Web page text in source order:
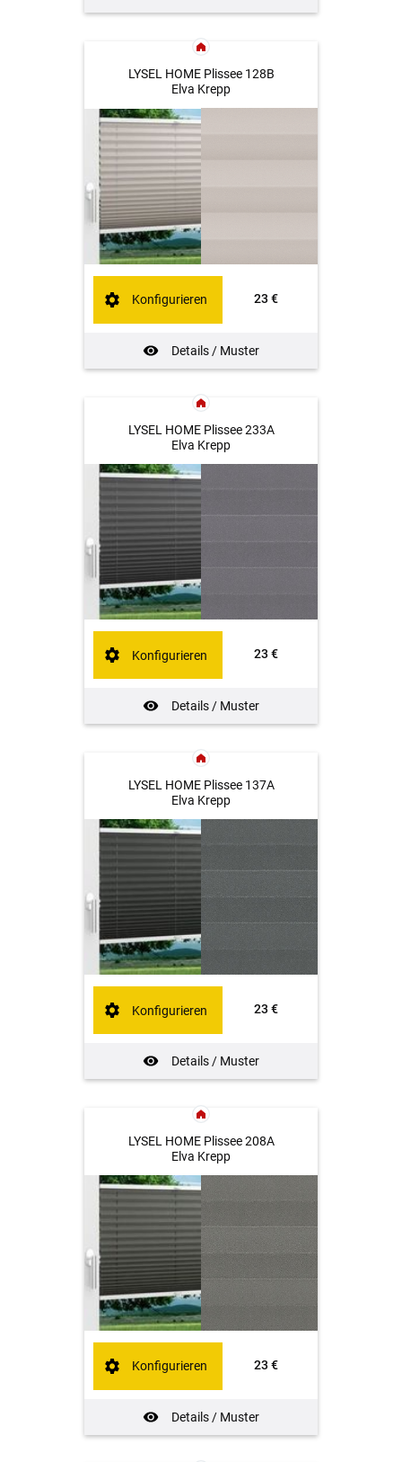
LYSEL HOME Plissee 128B
Elva Krepp
23 €
Details / Muster
Konfigurieren
LYSEL HOME Plissee 233A
Elva Krepp
23 €
Details / Muster
Konfigurieren
LYSEL HOME Plissee 137A
Elva Krepp
23 €
Details / Muster
Konfigurieren
LYSEL HOME Plissee 208A
Elva Krepp
23 €
Details / Muster
Konfigurieren